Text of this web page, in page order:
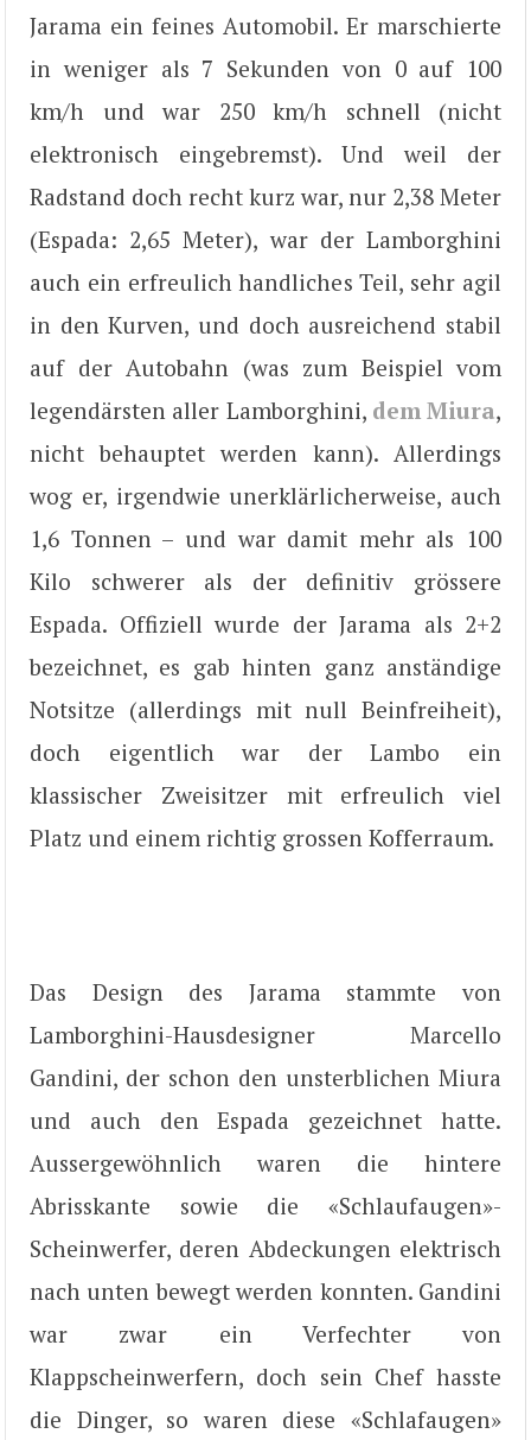
Jarama ein feines Automobil. Er marschierte
in weniger als 7 Sekunden von 0 auf 100
km/h und war 250 km/h schnell (nicht
elektronisch eingebremst). Und weil der
Radstand doch recht kurz war, nur 2,38 Meter
(Espada: 2,65 Meter), war der Lamborghini
auch ein erfreulich handliches Teil, sehr agil
in den Kurven, und doch ausreichend stabil
auf der Autobahn (was zum Beispiel vom
legendärsten aller Lamborghini, dem Miura,
nicht behauptet werden kann). Allerdings
wog er, irgendwie unerklärlicherweise, auch
1,6 Tonnen – und war damit mehr als 100
Kilo schwerer als der definitiv grössere
Espada. Offiziell wurde der Jarama als 2+2
bezeichnet, es gab hinten ganz anständige
Notsitze (allerdings mit null Beinfreiheit),
doch eigentlich war der Lambo ein
klassischer Zweisitzer mit erfreulich viel
Platz und einem richtig grossen Kofferraum.
Das Design des Jarama stammte von
Lamborghini-Hausdesigner Marcello
Gandini, der schon den unsterblichen Miura
und auch den Espada gezeichnet hatte.
Aussergewöhnlich waren die hintere
Abrisskante sowie die «Schlaufaugen»-
Scheinwerfer, deren Abdeckungen elektrisch
nach unten bewegt werden konnten. Gandini
war zwar ein Verfechter von
Klappscheinwerfern, doch sein Chef hasste
die Dinger, so waren diese «Schlafaugen»